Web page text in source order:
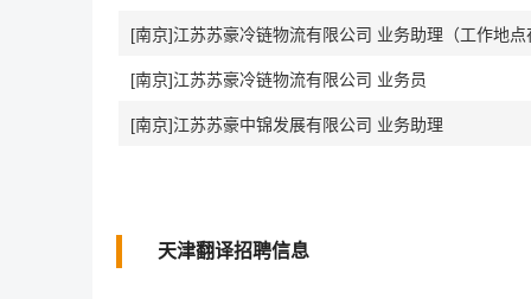
[南京]江苏苏豪冷链物流有限公司 业务助理（工作地点
[南京]江苏苏豪冷链物流有限公司 业务员
[南京]江苏苏豪中锦发展有限公司 业务助理
天津翻译招聘信息